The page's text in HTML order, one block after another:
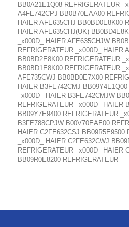
BB0A21E1Q08 REFRIGERATEUR
A4FE742CPJ BB0B70EAA00
HAIER AFE635CHJ BB0BD0E8K00
HAIER AFE635CHJ(UK)
_x000D_ HAIER AFE635CHJW
REFRIGERATEUR _x000D_ HAIER
BB0BD2E8K00 REFRIGERATEUR
BB0BD1E8K00 REFRIGERATEUR
AFE735CWJ BB0BD0E7X00
HAIER B3FE742CMJ
_x000D_ HAIER B3FE742CMJW
REFRIGERATEUR _x000D_ HAIER
BB09Y7E9400 REFRIGERATEUR
B3FE788CPJW B00V70EAE00
HAIER C2FE632CSJ BB09R5E9500
_x000D_ HAIER C2FE632CWJ
REFRIGERATEUR _x000D_ HAIER
BB09R0E8200 REFRIGERATEUR